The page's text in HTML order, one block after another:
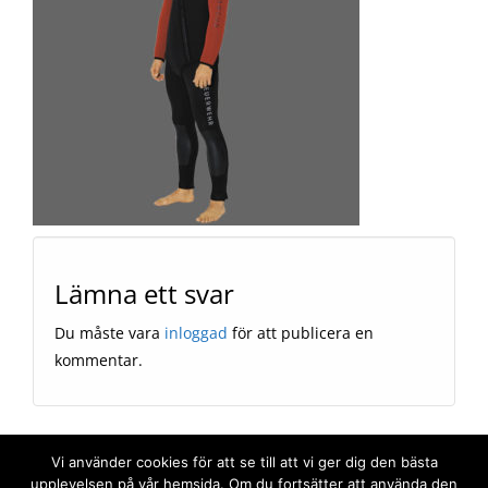
Lämna ett svar
Du måste vara inloggad för att publicera en
kommentar.
FIRSTMAG CREATED BY THEMES4WP
Vi använder cookies för att se till att vi ger dig den bästa
upplevelsen på vår hemsida. Om du fortsätter att använda den